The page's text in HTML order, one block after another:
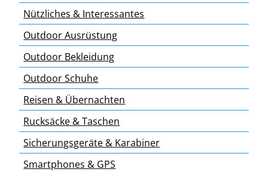
Nützliches & Interessantes
Outdoor Ausrüstung
Outdoor Bekleidung
Outdoor Schuhe
Reisen & Übernachten
Rucksäcke & Taschen
Sicherungsgeräte & Karabiner
Smartphones & GPS